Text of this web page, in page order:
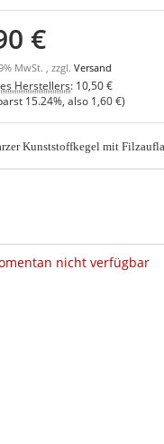
€
MwSt. , zzgl.Versand
Herstellers: 10,50 €
15.24% , also 1,60 €)
Kunststoffkegel mit
nicht verfügbar